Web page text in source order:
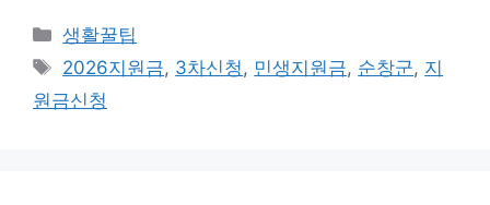
카
테
리
생활꿀팁
태
그
2026지원금, 3차신청, 민생지원금, 순창군, 지
원금신청